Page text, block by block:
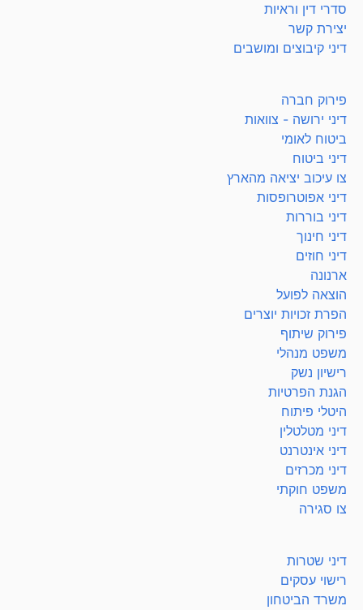
סדרי דין וראיות
יצירת קשר
דיני קיבוצים ומושבים
פירוק חברה
דיני ירושה - צוואות
ביטוח לאומי
דיני ביטוח
צו עיכוב יציאה מהארץ
דיני אפוטרופסות
דיני בוררות
דיני חינוך
דיני חוזים
ארנונה
הוצאה לפועל
הפרת זכויות יוצרים
פירוק שיתוף
משפט מנהלי
רישיון נשק
הגנת הפרטיות
היטלי פיתוח
דיני מטלטלין
דיני אינטרנט
דיני מכרזים
משפט חוקתי
צו סגירה
דיני שטרות
רישוי עסקים
משרד הביטחון